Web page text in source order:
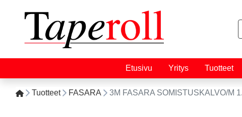
Etusivu Yritys Tuotteet
Tuotteet FASARA 3M FASARA SOMISTUSKALVO/M